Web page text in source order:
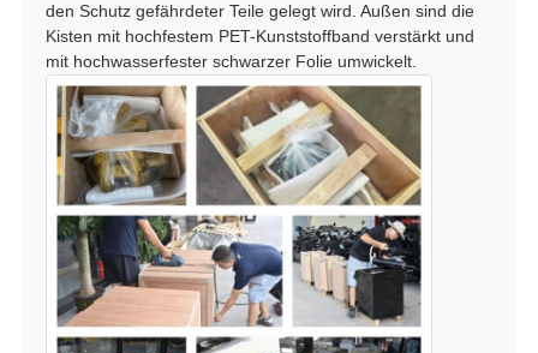
den Schutz gefährdeter Teile gelegt wird. Außen sind die
Kisten mit hochfestem PET-Kunststoffband verstärkt und
mit hochwasserfester schwarzer Folie umwickelt.